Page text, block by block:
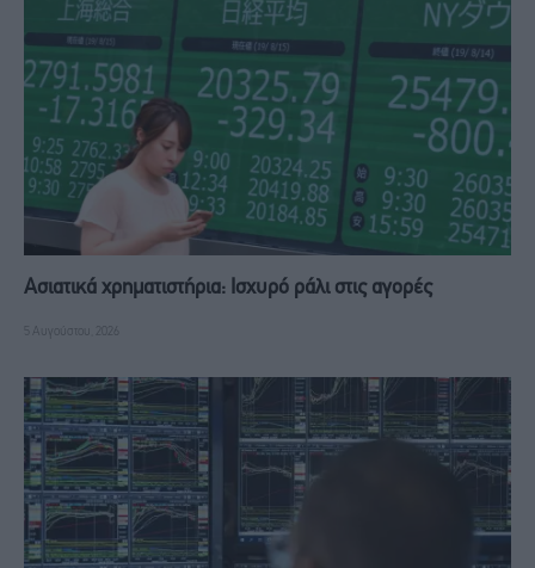
Ασιατικά χρηματιστήρια: Ισχυρό ράλι στις αγορές
5 Αυγούστου, 2026